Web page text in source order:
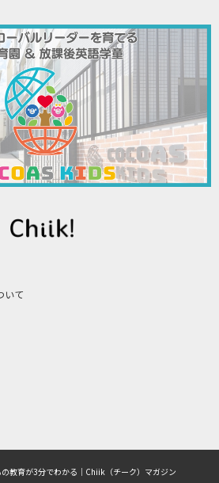
いて
教育が3分でわかる｜Chiik（チーク）マガジン